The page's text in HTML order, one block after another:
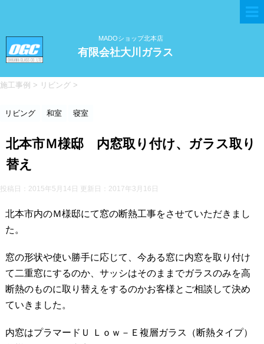
MADOショップ北本店
有限会社大川ガラス
施工事例 > リビング >
リビング 和室 寝室
北本市Ｍ様邸 内窓取り付け、ガラス取り
替え
投稿日：2015年5月14日 更新日： 2017年3月16日
北本市内のＭ様邸にて窓の断熱工事をさせていただきまし
た。
窓の形状や使い勝手に応じて、今ある窓に内窓を取り付け
て二重窓にするのか、サッシはそのままでガラスのみを高
断熱のものに取り替えをするのかお客様とご相談して決め
ていきました。
内窓はプラマードＵ Ｌｏｗ－Ｅ複層ガラス（断熱タイプ）